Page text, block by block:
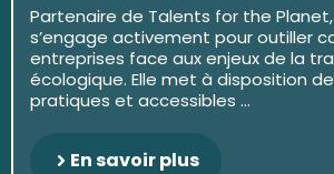
Partenaire de Talents for the Planet,
s’engage activement pour outiller
entreprises face aux enjeux de la
écologique. Elle met à disposition
pratiques et accessibles ...
En savoir plus